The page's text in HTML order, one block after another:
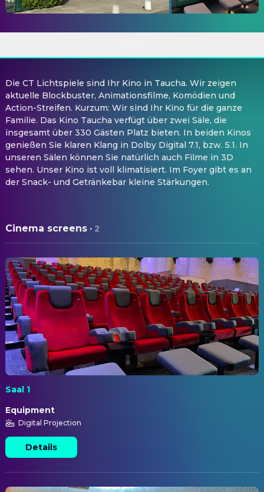
Die CT Lichtspiele sind Ihr Kino in Taucha. Wir zeigen
aktuelle Blockbuster, Animationsfilme, Komödien und
Action-Streifen. Kurzum: Wir sind Ihr Kino für die ganze
Familie. Das Kino Taucha verfügt über zwei Säle, die
insgesamt über 330 Gästen Platz bieten. In beiden Kinos
genießen Sie klaren Klang in Dolby Digital 7.1, bzw. 5.1. In
unseren Sälen können Sie natürlich auch Filme in 3D
sehen. Unser Kino ist voll klimatisiert. Im Foyer gibt es an
der Snack- und Getränkebar kleine Stärkungen.
Cinema screens · 2
Saal 1
Equipment
Digital Projection
Details